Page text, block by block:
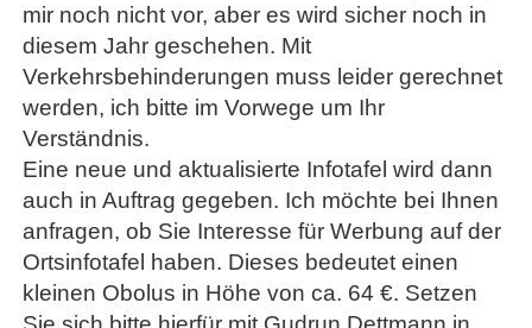
mir noch nicht vor, aber es wird sicher noch in
diesem Jahr geschehen. Mit
Verkehrsbehinderungen muss leider gerechnet
werden, ich bitte im Vorwege um Ihr
Verständnis.
Eine neue und aktualisierte Infotafel wird dann
auch in Auftrag gegeben. Ich möchte bei Ihnen
anfragen, ob Sie Interesse für Werbung auf der
Ortsinfotafel haben. Dieses bedeutet einen
kleinen Obolus in Höhe von ca. 64 €. Setzen